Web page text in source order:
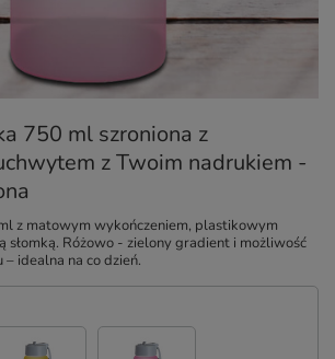
750 ml szroniona z
z Twoim nadrukiem -
z matowym wykończeniem, plastikowym
słomką. Różowo - zielony gradient i możliwość
idealna na co dzień.